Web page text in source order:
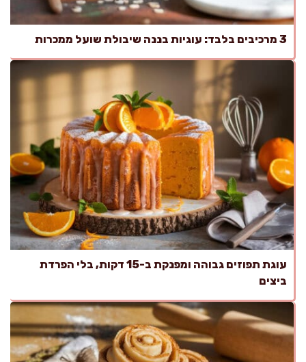
3 מרכיבים בלבד: עוגיות בננה שיבולת שועל ממכרות
עוגת תפוזים גבוהה ומפנקת ב-15 דקות, בלי הפרדת
ביצים